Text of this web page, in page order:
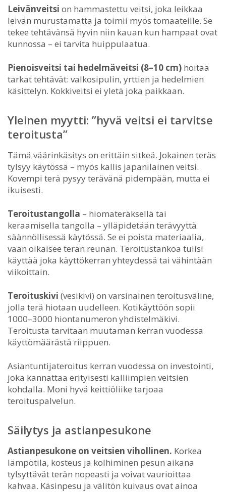
Leivänveitsi on hammastettu veitsi, joka leikkaa
leivän murustamatta ja toimii myös tomaateille. Se
tekee tehtävänsä hyvin niin kauan kun hampaat ovat
kunnossa – ei tarvita huippulaatua.
Pienoisveitsi tai hedelmäveitsi (8–10 cm) hoitaa
tarkat tehtävät: valkosipulin, yrttien ja hedelmien
käsittelyn. Kokkiveitsi ei yletä joka paikkaan.
Yleinen myytti: ”hyvä veitsi ei tarvitse
teroitusta”
Tämä väärinkäsitys on erittäin sitkeä. Jokainen teräs
tylsyy käytössä – myös kallis japanilainen veitsi.
Kovempi terä pysyy terävänä pidempään, mutta ei
ikuisesti.
Teroitustangolla – hiomateräksellä tai
keraamisella tangolla – ylläpidetään terävyyttä
säännöllisessä käytössä. Se ei poista materiaalia,
vaan oikaisee terän reunan. Teroitustankoa tulisi
käyttää joka käyttökerran yhteydessä tai vähintään
viikoittain.
Teroituskivi (vesikivi) on varsinainen teroitusväline,
jolla terä hiotaan uudelleen. Kotikäyttöön sopii
1000–3000 hiontanumeron yhdistelmäkivi.
Teroitusta tarvitaan muutaman kerran vuodessa
käyttömäärästä riippuen.
Asiantuntijateroitus kerran vuodessa on investointi,
joka kannattaa erityisesti kalliimpien veitsien
kohdalla. Moni hyvä keittiöliike tarjoaa
teroituspalvelun.
Säilytys ja astianpesukone
Astianpesukone on veitsien vihollinen. Korkea
lämpötila, kosteus ja kolhiminen pesun aikana
tylsyttävät terän nopeasti ja voivat vaurioittaa
kahvaa. Käsinpesu ja välitön kuivaus ovat ainoa